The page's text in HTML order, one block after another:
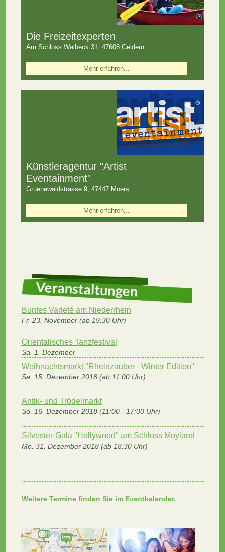
Die Freizeitexperten
Am Schloss Walbeck 31, 47608 Geldern
Mehr erfahren...
Künstleragentur "Artist
Eventainment"
Gruenewaldstrasse 9, 47447 Moers
Mehr erfahren...
Buntes Varieté am Niederrhein
Fr. 23. November (ab 19:30 Uhr)
Orientalisches Tanzfestival
Sa. 1. Dezember
Weihnachtsmarkt "Rheinzauber - Winter Edition"
Sa. 15. Dezember 2018 (ab 11:00 Uhr)
Antik- und Trödelmarkt
So. 16. Dezember 2018 (11:00 - 17:00 Uhr)
Silvester-Gala "Hollywood" am Schloss Moyland
Mo. 31. Dezember 2018 (ab 18:30 Uhr)
Weitere Termine finden Sie im Eventkalender.